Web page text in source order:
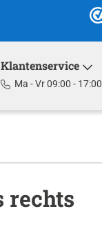
Klantenservice
Ma - Vr 09:00 - 17:00
rechts